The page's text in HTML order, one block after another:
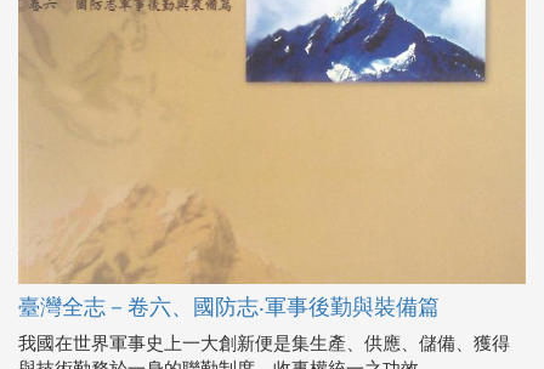
臺灣全志－卷六、國防志‧軍事後勤與裝備篇
我國在世界軍事史上一大創新便是集生產、供應、儲備、獲得